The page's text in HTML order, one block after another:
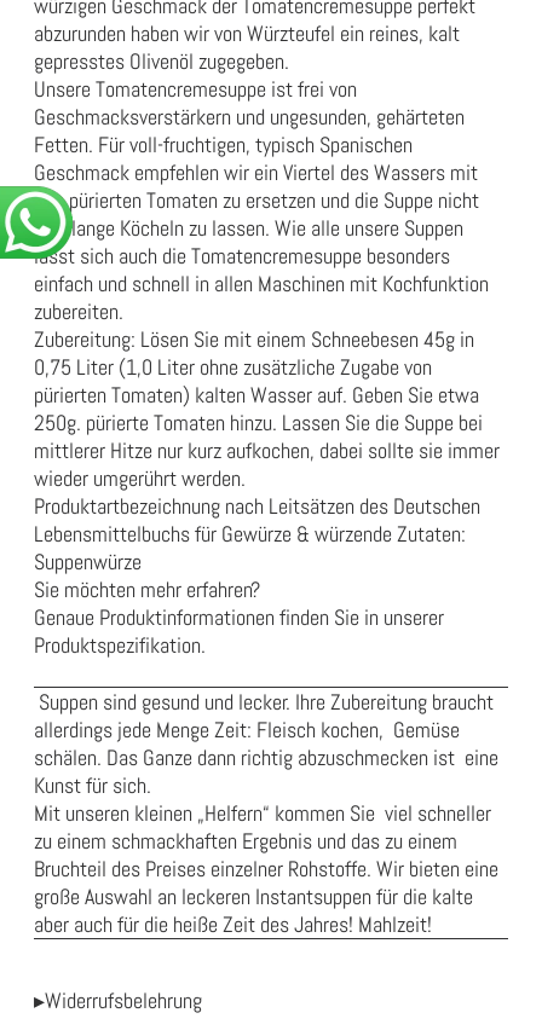
abzurunden haben wir von Würzteufel ein reines, kalt
gepresstes Olivenöl zugegeben.
Unsere Tomatencremesuppe ist frei von
Geschmacksverstärkern und ungesunden, gehärteten
Fetten. Für voll-fruchtigen, typisch Spanischen
Geschmack empfehlen wir ein Viertel des Wassers mit
fein pürierten Tomaten zu ersetzen und die Suppe nicht
allzulange Köcheln zu lassen. Wie alle unsere Suppen
lässt sich auch die Tomatencremesuppe besonders
einfach und schnell in allen Maschinen mit Kochfunktion
zubereiten.
Zubereitung: Lösen Sie mit einem Schneebesen 45g in
0,75 Liter (1,0 Liter ohne zusätzliche Zugabe von
pürierten Tomaten) kalten Wasser auf. Geben Sie etwa
250g. pürierte Tomaten hinzu. Lassen Sie die Suppe bei
mittlerer Hitze nur kurz aufkochen, dabei sollte sie immer
wieder umgerührt werden.
Produktartbezeichnung nach Leitsätzen des Deutschen
Lebensmittelbuchs für Gewürze & würzende Zutaten:
Suppenwürze
Sie möchten mehr erfahren?
Genaue Produktinformationen finden Sie in unserer
Produktspezifikation.
Suppen sind gesund und lecker. Ihre Zubereitung braucht
allerdings jede Menge Zeit: Fleisch kochen, Gemüse
schälen. Das Ganze dann richtig abzuschmecken ist eine
Kunst für sich.
Mit unseren kleinen „Helfern“ kommen Sie viel schneller
zu einem schmackhaften Ergebnis und das zu einem
Bruchteil des Preises einzelner Rohstoffe. Wir bieten eine
große Auswahl an leckeren Instantsuppen für die kalte
aber auch für die heiße Zeit des Jahres! Mahlzeit!
▸Widerrufsbelehrung